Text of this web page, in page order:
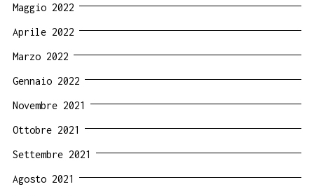
Maggio 2022
Aprile 2022
Marzo 2022
Gennaio 2022
Novembre 2021
Ottobre 2021
Settembre 2021
Agosto 2021